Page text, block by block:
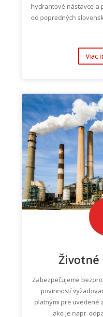
hydrantové nástavce a
od popredných
Viac
Životné
Zabezpečujeme
povinností
platnými pre uvedené
ako je napr.